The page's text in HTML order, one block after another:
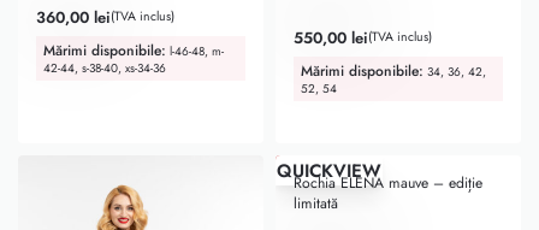
Evaluat la 5.00din 5
360,00 lei(TVA inclus)
Mărimi disponibile: l-46-48, m-
42-44, s-38-40, xs-34-36
Evaluat la 5.00din 5
550,00 lei(TVA inclus)
Mărimi disponibile: 34, 36, 42,
52, 54
-24% OFF
QUICKVIEW
Rochia ELENA mauve – ediție
limitată